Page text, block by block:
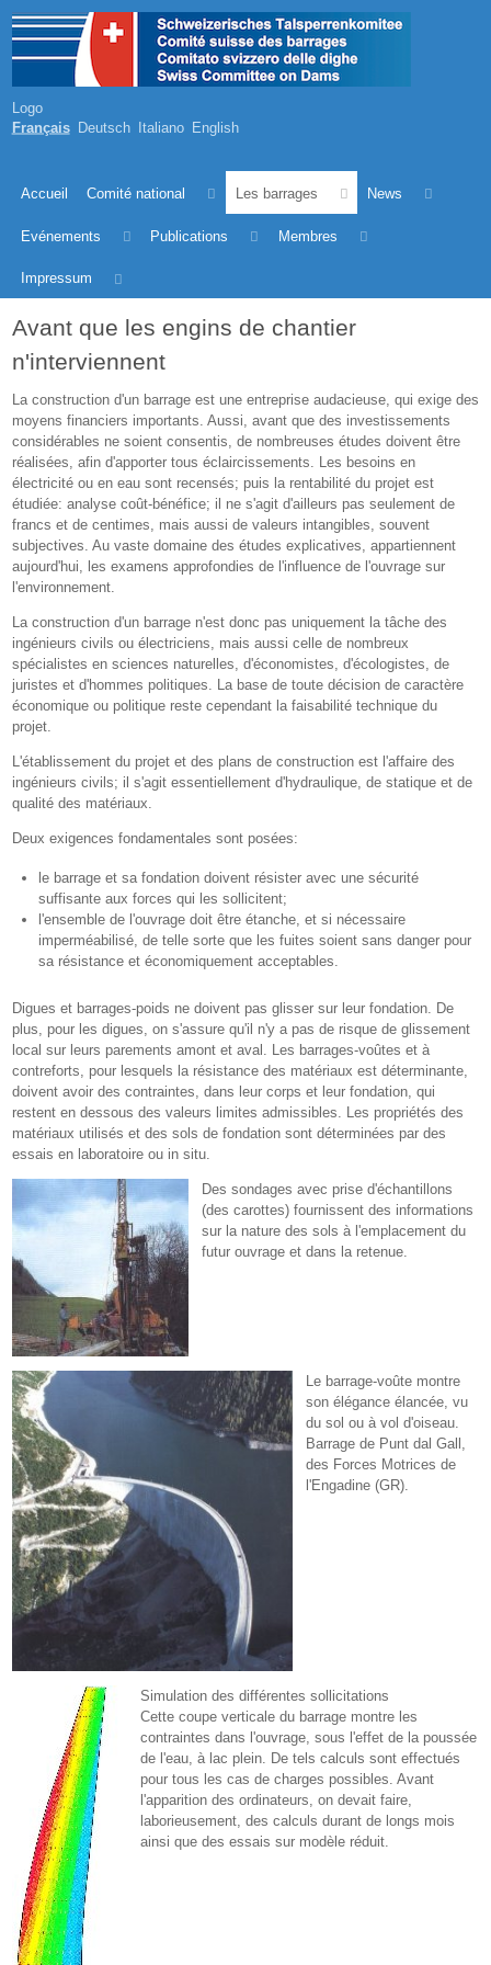
Logo
Français Deutsch Italiano English
Accueil Comité national Les barrages News
Evénements Publications Membres
Impressum
Avant que les engins de chantier
n'interviennent
La construction d'un barrage est une entreprise audacieuse, qui exige des
moyens financiers importants. Aussi, avant que des investissements
considérables ne soient consentis, de nombreuses études doivent être
réalisées, afin d'apporter tous éclaircissements. Les besoins en
électricité ou en eau sont recensés; puis la rentabilité du projet est
étudiée: analyse coût-bénéfice; il ne s'agit d'ailleurs pas seulement de
francs et de centimes, mais aussi de valeurs intangibles, souvent
subjectives. Au vaste domaine des études explicatives, appartiennent
aujourd'hui, les examens approfondies de l'influence de l'ouvrage sur
l'environnement.
La construction d'un barrage n'est donc pas uniquement la tâche des
ingénieurs civils ou électriciens, mais aussi celle de nombreux
spécialistes en sciences naturelles, d'économistes, d'écologistes, de
juristes et d'hommes politiques. La base de toute décision de caractère
économique ou politique reste cependant la faisabilité technique du
projet.
L'établissement du projet et des plans de construction est l'affaire des
ingénieurs civils; il s'agit essentiellement d'hydraulique, de statique et de
qualité des matériaux.
Deux exigences fondamentales sont posées:
le barrage et sa fondation doivent résister avec une sécurité
suffisante aux forces qui les sollicitent;
l'ensemble de l'ouvrage doit être étanche, et si nécessaire
imperméabilisé, de telle sorte que les fuites soient sans danger pour
sa résistance et économiquement acceptables.
Digues et barrages-poids ne doivent pas glisser sur leur fondation. De
plus, pour les digues, on s'assure qu'il n'y a pas de risque de glissement
local sur leurs parements amont et aval. Les barrages-voûtes et à
contreforts, pour lesquels la résistance des matériaux est déterminante,
doivent avoir des contraintes, dans leur corps et leur fondation, qui
restent en dessous des valeurs limites admissibles. Les propriétés des
matériaux utilisés et des sols de fondation sont déterminées par des
essais en laboratoire ou in situ.
Des sondages avec prise d'échantillons
(des carottes) fournissent des informations
sur la nature des sols à l'emplacement du
futur ouvrage et dans la retenue.
Le barrage-voûte montre
son élégance élancée, vu
du sol ou à vol d'oiseau.
Barrage de Punt dal Gall,
des Forces Motrices de
l'Engadine (GR).
Simulation des différentes sollicitations
Cette coupe verticale du barrage montre les
contraintes dans l'ouvrage, sous l'effet de la poussée
de l'eau, à lac plein. De tels calculs sont effectués
pour tous les cas de charges possibles. Avant
l'apparition des ordinateurs, on devait faire,
laborieusement, des calculs durant de longs mois
ainsi que des essais sur modèle réduit.